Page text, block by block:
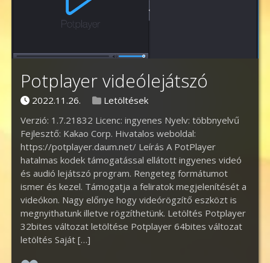
Potplayer videólejátszó
Posted on
2022.11.26. Posted in
Letöltések
Verzió: 1.7.21832 Licenc: ingyenes Nyelv: többnyelvű
Fejlesztő: Kakao Corp. Hivatalos weboldal:
https://potplayer.daum.net/ Leírás A PotPlayer
hatalmas kodek támogatással ellátott ingyenes videó
és audió lejátszó program. Rengeteg formátumot
ismer és kezel. Támogatja a feliratok megjelenítését a
videókon. Nagy előnye hogy videórögzítő eszközt is
megnyithatunk illetve rögzíthetünk. Letöltés Potplayer
32bites változat letöltése Potplayer 64bites változat
letöltés Saját […]